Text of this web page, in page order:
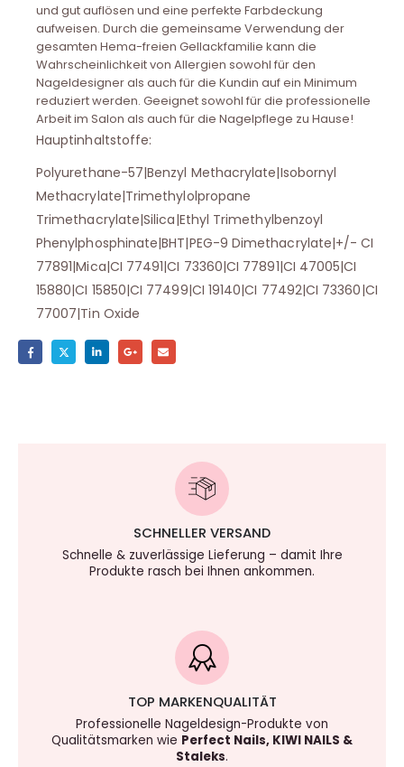
und gut auflösen und eine perfekte Farbdeckung
aufweisen. Durch die gemeinsame Verwendung der
gesamten Hema-freien Gellackfamilie kann die
Wahrscheinlichkeit von Allergien sowohl für den
Nageldesigner als auch für die Kundin auf ein Minimum
reduziert werden. Geeignet sowohl für die professionelle
Arbeit im Salon als auch für die Nagelpflege zu Hause!
Hauptinhaltstoffe:
Polyurethane-57|Benzyl Methacrylate|Isobornyl
Methacrylate|Trimethylolpropane
Trimethacrylate|Silica|Ethyl Trimethylbenzoyl
Phenylphosphinate|BHT|PEG-9 Dimethacrylate|+/- CI
77891|Mica|CI 77491|CI 73360|CI 77891|CI 47005|CI
15880|CI 15850|CI 77499|CI 19140|CI 77492|CI 73360|CI
77007|Tin Oxide
SCHNELLER VERSAND
Schnelle & zuverlässige Lieferung – damit Ihre
Produkte rasch bei Ihnen ankommen.
TOP MARKENQUALITÄT
Professionelle Nageldesign-Produkte von
Qualitätsmarken wie Perfect Nails, KIWI NAILS &
Staleks.